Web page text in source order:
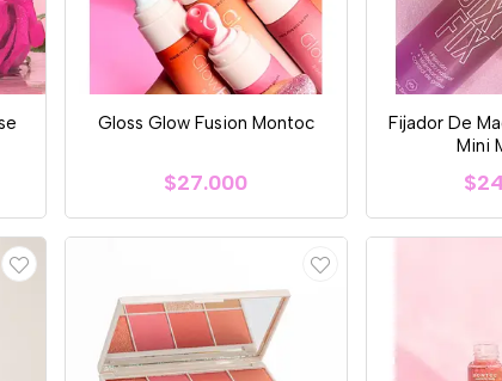
Gloss Glow Fusion Montoc
$27.000
Fijador De
Mini